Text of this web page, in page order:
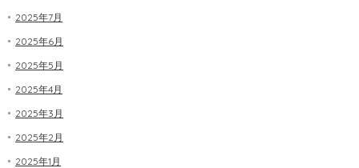
2025年7月
2025年6月
2025年5月
2025年4月
2025年3月
2025年2月
2025年1月